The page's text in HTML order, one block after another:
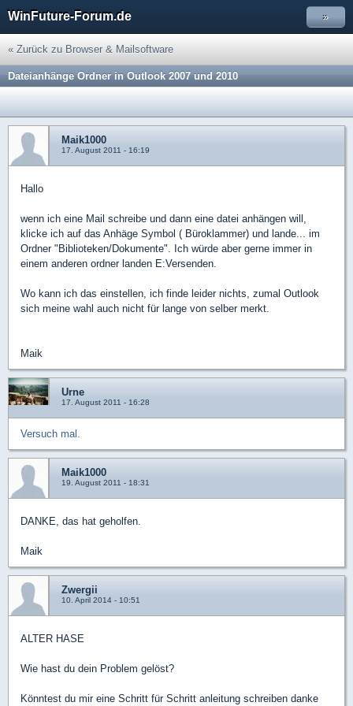
WinFuture-Forum.de »
« Zurück zu Browser & Mailsoftware
Dateianhänge Ordner in Outlook 2007 und 2010
Maik1000
17. August 2011 - 16:19
Hallo
wenn ich eine Mail schreibe und dann eine datei anhängen will,
klicke ich auf das Anhäge Symbol ( Büroklammer) und lande... im
Ordner "Biblioteken/Dokumente". Ich würde aber gerne immer in
einem anderen ordner landen E:Versenden.
Wo kann ich das einstellen, ich finde leider nichts, zumal Outlook
sich meine wahl auch nicht für lange von selber merkt.
Maik
Urne
17. August 2011 - 16:28
Versuch mal.
Maik1000
19. August 2011 - 18:31
DANKE, das hat geholfen.
Maik
Zwergii
10. April 2014 - 10:51
ALTER HASE
Wie hast du dein Problem gelöst?
Könntest du mir eine Schritt für Schritt anleitung schreiben danke